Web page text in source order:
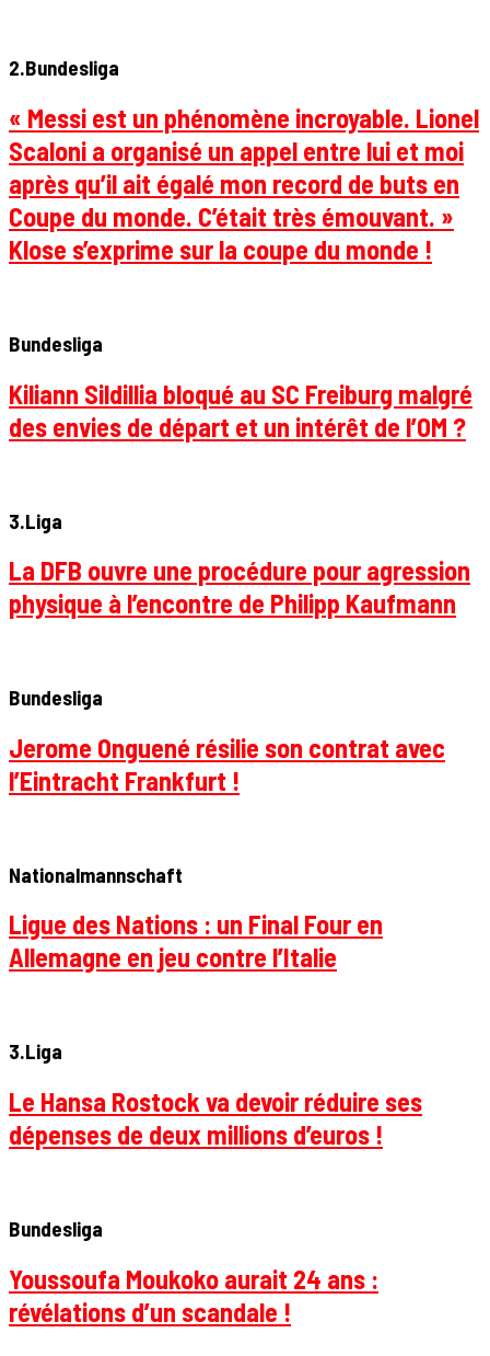
2.Bundesliga
« Messi est un phénomène incroyable. Lionel
Scaloni a organisé un appel entre lui et moi
après qu’il ait égalé mon record de buts en
Coupe du monde. C’était très émouvant. »
Klose s’exprime sur la coupe du monde !
Bundesliga
Kiliann Sildillia bloqué au SC Freiburg malgré
des envies de départ et un intérêt de l’OM ?
3.Liga
La DFB ouvre une procédure pour agression
physique à l’encontre de Philipp Kaufmann
Bundesliga
Jerome Onguené résilie son contrat avec
l’Eintracht Frankfurt !
Nationalmannschaft
Ligue des Nations : un Final Four en
Allemagne en jeu contre l’Italie
3.Liga
Le Hansa Rostock va devoir réduire ses
dépenses de deux millions d’euros !
Bundesliga
Youssoufa Moukoko aurait 24 ans :
révélations d’un scandale !